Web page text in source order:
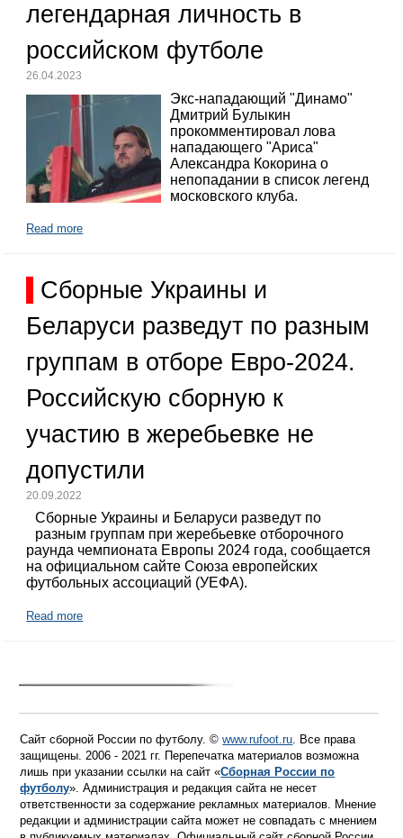
легендарная личность в
российском футболе
26.04.2023
Экс-нападающий "Динамо"
Дмитрий Булыкин
прокомментировал лова
нападающего "Ариса"
Александра Кокорина о
непопадании в список легенд
московского клуба.
Read more
Сборные Украины и
Беларуси разведут по разным
группам в отборе Евро-2024.
Российскую сборную к
участию в жеребьевке не
допустили
20.09.2022
Сборные Украины и Беларуси разведут по
разным группам при жеребьевке отборочного
раунда чемпионата Европы 2024 года, сообщается
на официальном сайте Союза европейских
футбольных ассоциаций (УЕФА).
Read more
Сайт сборной России по футболу. ©www.rufoot.ru. Все права
защищены. 2006 - 2021 гг. Перепечатка материалов возможна
лишь при указании ссылки на сайт «Сборная России по
футболу». Администрация и редакция сайта не несет
ответственности за содержание рекламных материалов. Мнение
редакции и администрации сайта может не совпадать с мнением